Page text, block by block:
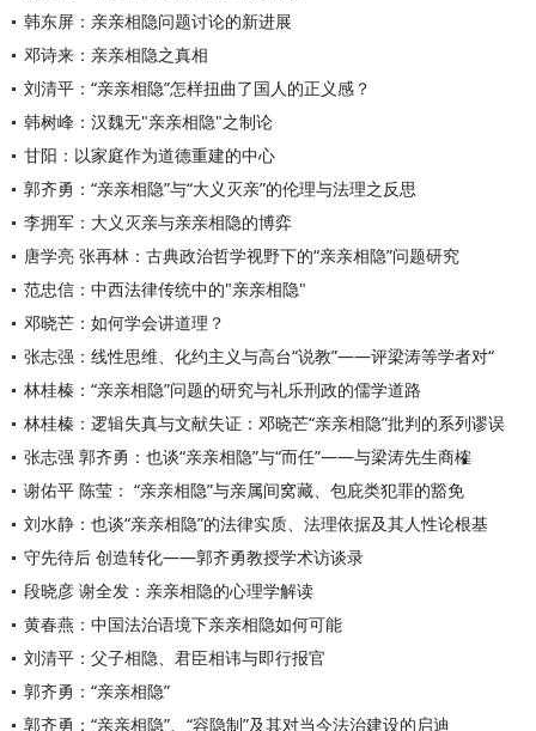
韩东屏：亲亲相隐问题讨论的新进展
邓诗来：亲亲相隐之真相
刘清平：“亲亲相隐”怎样扭曲了国人的正义感？
韩树峰：汉魏无"亲亲相隐"之制论
甘阳：以家庭作为道德重建的中心
郭齐勇：“亲亲相隐”与“大义灭亲”的伦理与法理之反思
李拥军：大义灭亲与亲亲相隐的博弈
唐学亮 张再林：古典政治哲学视野下的“亲亲相隐”问题研究
范忠信：中西法律传统中的"亲亲相隐"
邓晓芒：如何学会讲道理？
张志强：线性思维、化约主义与高台“说教”——评梁涛等学者对“
林桂榛：“亲亲相隐”问题的研究与礼乐刑政的儒学道路
林桂榛：逻辑失真与文献失证：邓晓芒“亲亲相隐”批判的系列谬误
张志强 郭齐勇：也谈“亲亲相隐”与“而任”——与梁涛先生商榷
谢佑平 陈莹： “亲亲相隐”与亲属间窝藏、包庇类犯罪的豁免
刘水静：也谈“亲亲相隐”的法律实质、法理依据及其人性论根基
守先待后 创造转化——郭齐勇教授学术访谈录
段晓彦 谢全发：亲亲相隐的心理学解读
黄春燕：中国法治语境下亲亲相隐如何可能
刘清平：父子相隐、君臣相讳与即行报官
郭齐勇：“亲亲相隐”
郭齐勇：“亲亲相隐”、“容隐制”及其对当今法治建设的启迪